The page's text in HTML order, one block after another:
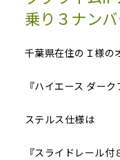
乗り３ナン
千葉県在住のＩ様の
『ハイエース ダー
ステルス仕様は
『スライドレール